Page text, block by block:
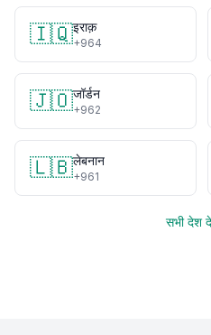
🇮🇶इराक़
+964
🇯🇴जॉर्डन
+962
🇱🇧लेबनान
+961
सभी देश